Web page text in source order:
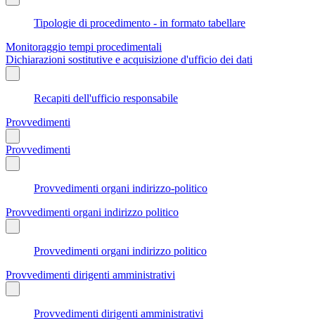
Tipologie di procedimento - in formato tabellare
Monitoraggio tempi procedimentali
Dichiarazioni sostitutive e acquisizione d'ufficio dei dati
Recapiti dell'ufficio responsabile
Provvedimenti
Provvedimenti
Provvedimenti organi indirizzo-politico
Provvedimenti organi indirizzo politico
Provvedimenti organi indirizzo politico
Provvedimenti dirigenti amministrativi
Provvedimenti dirigenti amministrativi